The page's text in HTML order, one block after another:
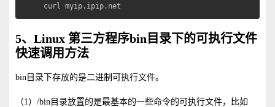
curl myip.ipip.net
5、Linux 第三方程序bin目录下的可执行文件
快速调用方法
bin目录下存放的是二进制可执行文件。
（1）/bin目录放置的是最基本的一些命令的可执行文件，比如